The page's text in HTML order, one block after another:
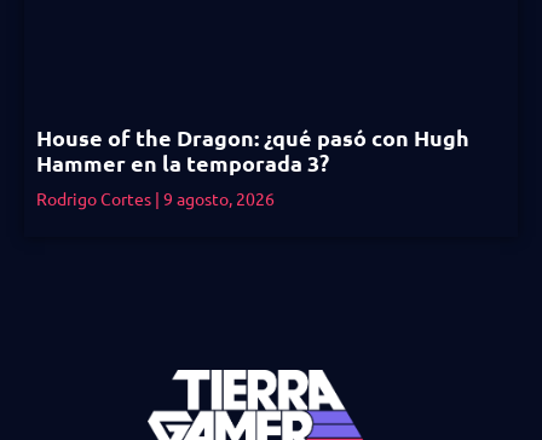
House of the Dragon: ¿qué pasó con Hugh
Hammer en la temporada 3?
Rodrigo Cortes 9 agosto, 2026